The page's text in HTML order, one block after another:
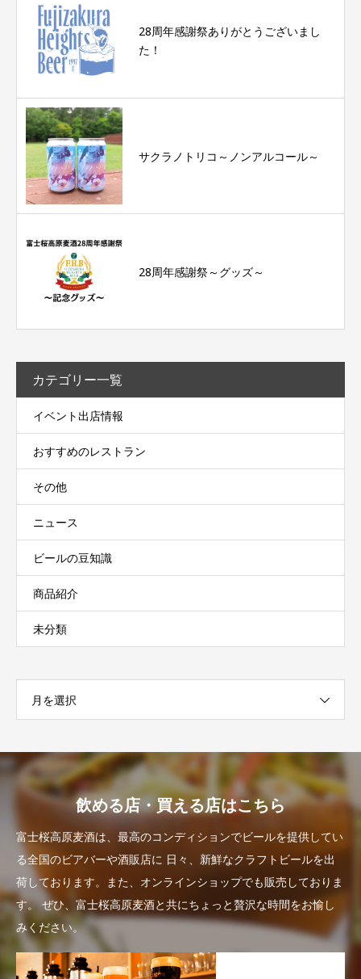
28周年感謝祭ありがとうございまし
た！
サクラノトリコ～ノンアルコール～
28周年感謝祭～グッズ～
カテゴリー一覧
イベント出店情報
おすすめのレストラン
その他
ニュース
ビールの豆知識
商品紹介
未分類
月を選択
飲める店・買える店はこちら
富士桜高原麦酒は、最高のコンディションでビールを提供してい
る全国のビアバーや酒販店に 日々、新鮮なクラフトビールを出
荷しております。また、オンラインショップでも販売しておりま
す。ぜひ、富士桜高原麦酒と共にちょっと贅沢な時間をお愉し
みください。